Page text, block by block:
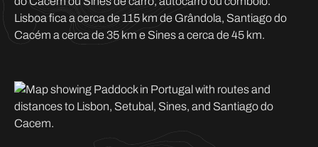
Lisboa fica a cerca de 115 km de Grândola, Santiago do
Cacém a cerca de 35 km e Sines a cerca de 45 km.